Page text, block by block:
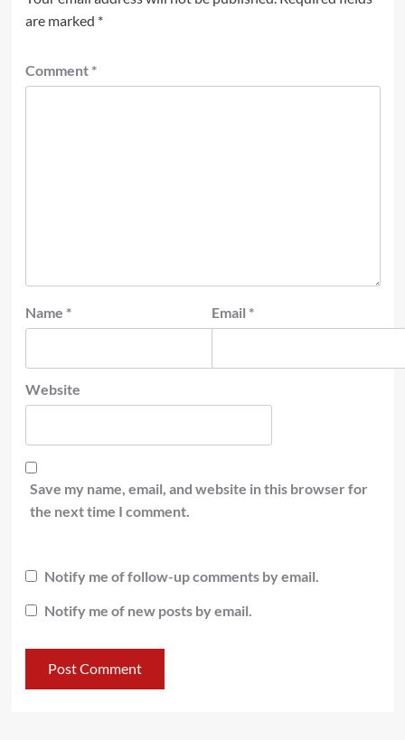
are marked *
Comment *
Name * Email *
Website
Save my name, email, and website in this browser for
the next time I comment.
Notify me of follow-up comments by email.
Notify me of new posts by email.